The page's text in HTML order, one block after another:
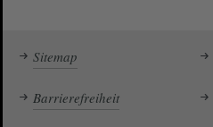
Sitemap
Barrierefreiheit